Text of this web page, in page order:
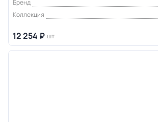
Бренд
Коллекция
12 254 ₽ шт